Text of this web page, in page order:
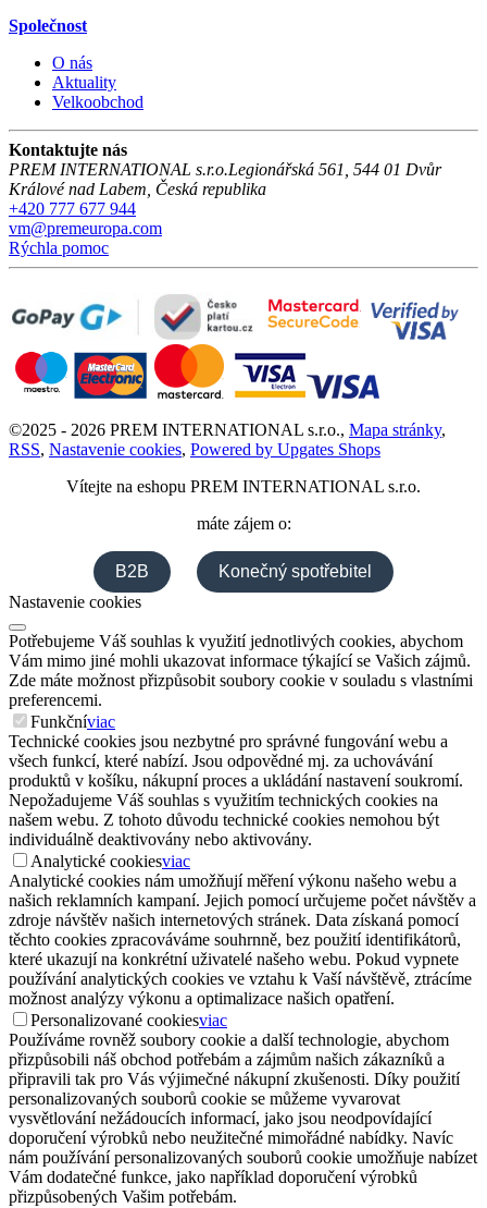
Společnost
O nás
Aktuality
Velkoobchod
Kontaktujte nás
PREM INTERNATIONAL s.r.o.Legionářská 561, 544 01 Dvůr
Králové nad Labem, Česká republika
+420 777 677 944
vm@premeuropa.com
Rýchla pomoc
©2025 - 2026 PREM INTERNATIONAL s.r.o., Mapa stránky,
RSS, Nastavenie cookies, Powered by Upgates Shops
Vítejte na eshopu PREM INTERNATIONAL s.r.o.
máte zájem o:
B2B
Konečný spotřebitel
Nastavenie cookies
Potřebujeme Váš souhlas k využití jednotlivých cookies, abychom
Vám mimo jiné mohli ukazovat informace týkající se Vašich zájmů.
Zde máte možnost přizpůsobit soubory cookie v souladu s vlastními
preferencemi.
Funkčníviac
Technické cookies jsou nezbytné pro správné fungování webu a
všech funkcí, které nabízí. Jsou odpovědné mj. za uchovávání
produktů v košíku, nákupní proces a ukládání nastavení soukromí.
Nepožadujeme Váš souhlas s využitím technických cookies na
našem webu. Z tohoto důvodu technické cookies nemohou být
individuálně deaktivovány nebo aktivovány.
Analytické cookiesviac
Analytické cookies nám umožňují měření výkonu našeho webu a
našich reklamních kampaní. Jejich pomocí určujeme počet návštěv a
zdroje návštěv našich internetových stránek. Data získaná pomocí
těchto cookies zpracováváme souhrnně, bez použití identifikátorů,
které ukazují na konkrétní uživatelé našeho webu. Pokud vypnete
používání analytických cookies ve vztahu k Vaší návštěvě, ztrácíme
možnost analýzy výkonu a optimalizace našich opatření.
Personalizované cookiesviac
Používáme rovněž soubory cookie a další technologie, abychom
přizpůsobili náš obchod potřebám a zájmům našich zákazníků a
připravili tak pro Vás výjimečné nákupní zkušenosti. Díky použití
personalizovaných souborů cookie se můžeme vyvarovat
vysvětlování nežádoucích informací, jako jsou neodpovídající
doporučení výrobků nebo neužitečné mimořádné nabídky. Navíc
nám používání personalizovaných souborů cookie umožňuje nabízet
Vám dodatečné funkce, jako například doporučení výrobků
přizpůsobených Vašim potřebám.